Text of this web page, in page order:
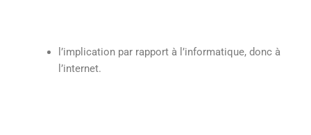
l’implication par rapport à l’informatique, donc à
l’internet.